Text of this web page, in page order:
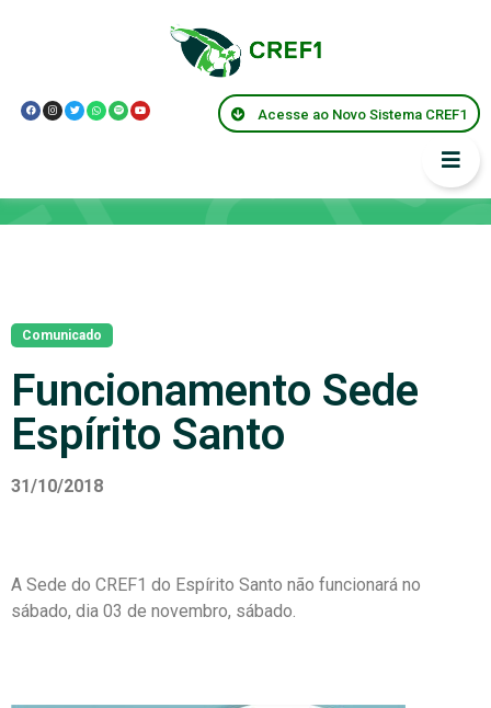
Acesse ao Novo Sistema CREF1
Comunicado
Funcionamento Sede
Espírito Santo
31/10/2018
A Sede do CREF1 do Espírito Santo não funcionará no
sábado, dia 03 de novembro, sábado.